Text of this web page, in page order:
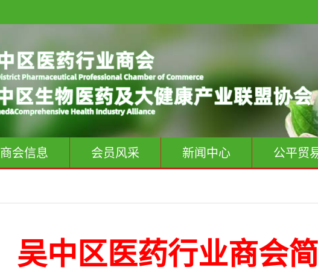
商会信息 会员风采 新闻中心 公平贸
吴中区医药行业商会